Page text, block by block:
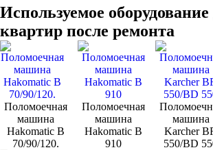
Используемое
квартир после ремонта
Поломоечная
машина
Hakomatic B
70/90/120.
Поломоечная
машина
Hakomatic B
910
машина
Karcher
550/BD